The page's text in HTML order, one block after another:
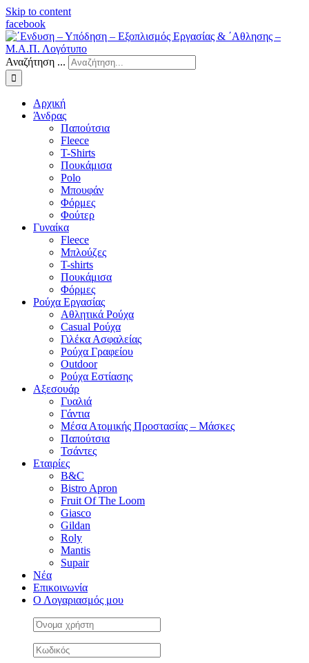
Skip to content
facebook
Αναζήτηση ...
Αρχική
Άνδρας
Παπούτσια
Fleece
Τ-Shirts
Πουκάμισα
Polo
Μπουφάν
Φόρμες
Φούτερ
Γυναίκα
Fleece
Μπλούζες
T-shirts
Πουκάμισα
Φόρμες
Ρούχα Εργασίας
Αθλητικά Ρούχα
Casual Ρούχα
Γιλέκα Ασφαλείας
Ρούχα Γραφείου
Outdoor
Ρούχα Εστίασης
Αξεσουάρ
Γυαλιά
Γάντια
Μέσα Ατομικής Προστασίας – Μάσκες
Παπούτσια
Τσάντες
Εταιρίες
B&C
Bistro Apron
Fruit Of The Loom
Giasco
Gildan
Roly
Mantis
Supair
Νέα
Επικοινωνία
Ο Λογαριασμός μου